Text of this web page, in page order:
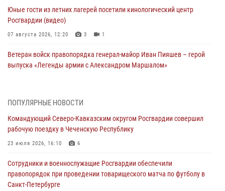
Юные гости из летних лагерей посетили кинологический центр
Росгвардии (видео)
07 августа 2026, 12:20 3 1
Ветеран войск правопорядка генерал-майор Иван Пияшев – герой
выпуска «Легенды армии с Александром Маршалом»
Представители ФСБ России по Уральскому округу Росгвардии и
Кузнецова
07 августа 2026, 12:00
Смольного собора в Санкт-Петербурге (видео)
07 августа 2026, 11:34 3
ПОПУЛЯРНЫЕ НОВОСТИ
Командующий Северо-Кавказским округом Росгвардии совершил
рабочую поездку в Чеченскую Республику
23 июля 2026, 16:10 6
Сотрудники и военнослужащие Росгвардии обеспечили
правопорядок при проведении товарищеского матча по футболу в
Санкт-Петербурге